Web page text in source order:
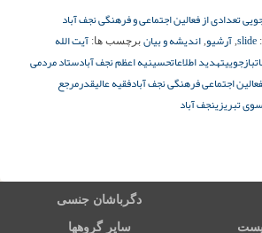
تعدادی از فعالین اجتماعی و فرهنگی نجف آباد
slide
, آرشیو, اندیشه و بیان برچسب ها: آیت الله
بازجوییتهدید اطلاعاتحسینیه اعظم نجف آبادستاد مردمی
فعالین اجتماعی فرهنگی نجف آبادفقیه عالیقدرمرجع
تبریزینجف آباد
دگرباشان جنسی
سایر گروهها